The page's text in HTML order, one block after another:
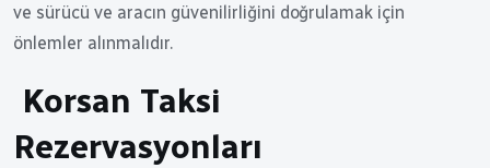
ve sürücü ve aracın güvenilirliğini doğrulamak için
önlemler alınmalıdır.
Korsan Taksi
Rezervasyonları